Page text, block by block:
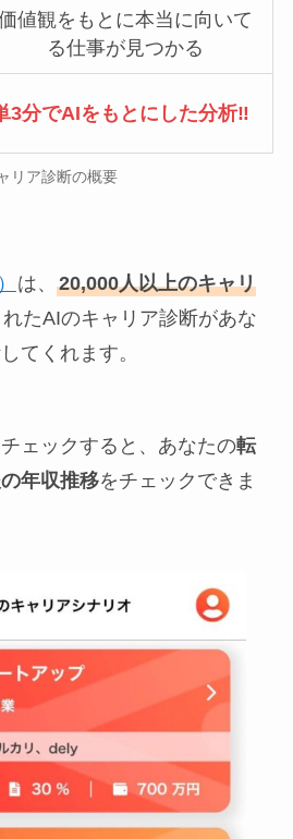
値観をもとに本当に向いて
る仕事が見つかる
3分でAIをもとにした分析‼
リア診断の概要
は、 20,000人以上のキャリ
たAIのキャリア診断があな
てくれます。
ェックすると、あなたの転
年収推移をチェックできま